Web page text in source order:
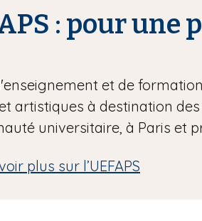
: pour une
et de
artistiques à destination
universitaire, à Paris et
plus sur l’UEFAPS